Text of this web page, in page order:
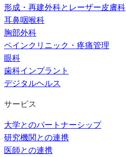
形成・再建外科とレーザー皮膚科
耳鼻咽喉科
胸部外科
ペインクリニック・疼痛管理
眼科
歯科インプラント
デジタルヘルス
サービス
大学とのパートナーシップ
研究機関との連携
医師との連携